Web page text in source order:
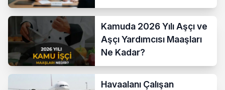
Karşılaştırması
Kamuda 2026 Yılı Aşçı ve
Aşçı Yardımcısı Maaşları
Ne Kadar?
Havaalanı Çalışan